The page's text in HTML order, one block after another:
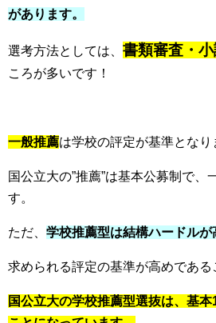
があります。
選考方法としては、 書類審査・
ころが多いです！
一般推薦は学校の評定が基準となり
国公立大の”推薦”は基本公募制で、
す。
ただ、 学校推薦型は結構ハードル
求められる評定の基準が高めである
国公立大の学校推薦型選抜は、基